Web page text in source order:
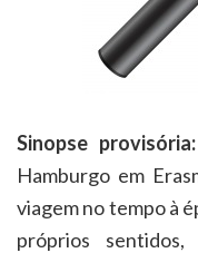
Sinopse provisória:
Hamburgo em
viagem no tempo à
próprios